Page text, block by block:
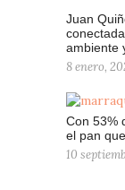
Juan
ambiente
8 enero,
Con 53%
el pan
10